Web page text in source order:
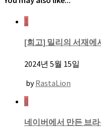
1
[회고] 밀리의 서재에
2024년 5월 15일
byRastaLion
0
네이버에서 만든 브